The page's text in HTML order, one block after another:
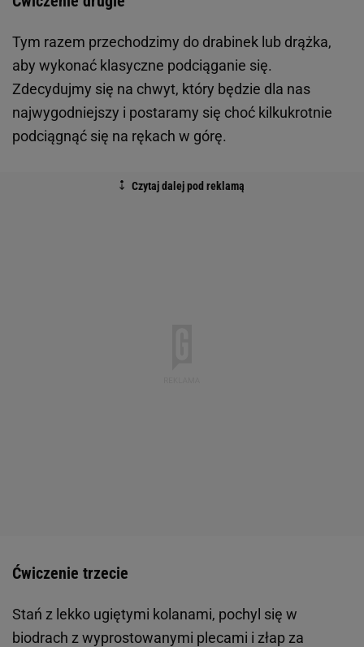
Tym razem przechodzimy do drabinek lub drążka,
aby wykonać klasyczne podciąganie się.
Zdecydujmy się na chwyt, który będzie dla nas
najwygodniejszy i postaramy się choć kilkukrotnie
podciągnąć się na rękach w górę.
Ćwiczenie trzecie
Stań z lekko ugiętymi kolanami, pochyl się w
biodrach z wyprostowanymi plecami i złap za